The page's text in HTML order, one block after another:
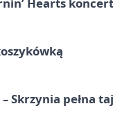
Hearts
– Skrzynia pełna